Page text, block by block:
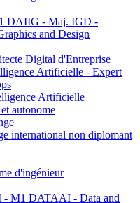
DAIIG - Maj. IGD -
and Design
Digital d'Entreprise
Artificielle - Expert
Artificielle
autonome
international non diplomant
d'ingénieur
M1 DATAAI - Data and